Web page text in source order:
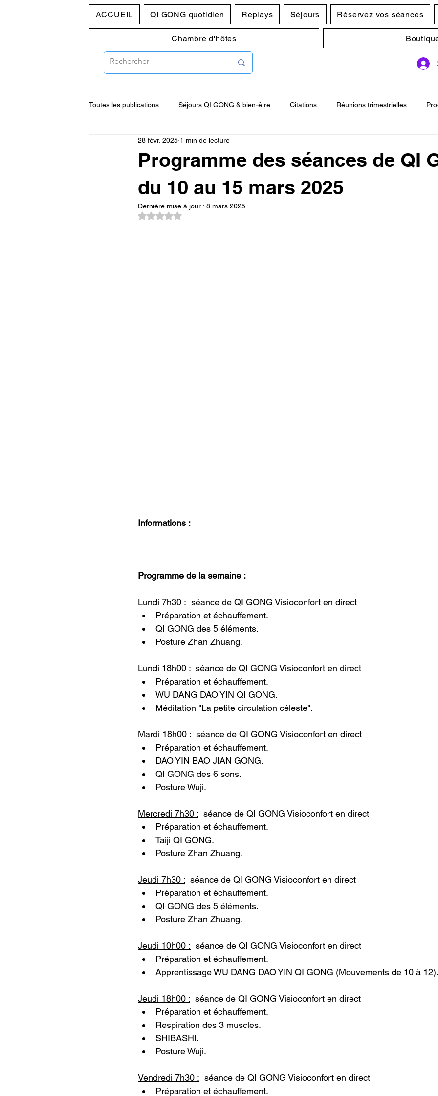
ACCUEIL QI GONG quotidien Replays Séjours Réservez vos séances
Chambre d'hôtes
Toutes les publications Séjours QI GONG & bien-être Citations Réunions trimestrielles
Programmes pratique du jeudi 10h00
Programme des séances de QI
du 10 au 15 mars 2025
28 févr. 2025 1 min de lecture
Dernière mise à jour : 8 mars 2025
Noté NaN étoiles sur 5.
Informations :
Programme de la semaine :
Lundi 7h30 : séance de QI GONG Visioconfort en direct
Préparation et échauffement.
QI GONG des 5 éléments.
Posture Zhan Zhuang.
Lundi 18h00 :
  séance de QI GONG Visioconfort en direct
Préparation et échauffement.
WU DANG DAO YIN QI GONG.
Méditation "La petite circulation céleste".
Mardi 18h00 : séance de QI GONG Visioconfort en direct
Préparation et échauffement.
DAO YIN BAO JIAN GONG.
QI GONG des 6 sons.
Posture Wuji.
Mercredi 7h30 :
  séance de QI GONG Visioconfort en direct
Préparation et échauffement.
Taiji QI GONG.
Posture Zhan Zhuang.
Jeudi 7h30 :
  séance de QI GONG Visioconfort en direct
Préparation et échauffement.
QI GONG des 5 éléments.
Posture Zhan Zhuang.
Jeudi 10h00 : séance de QI GONG Visioconfort en direct
Préparation et échauffement.
Apprentissage WU DANG DAO YIN QI GONG (Mouvements de 10 à 12).
Jeudi 18h00 :
  séance de QI GONG Visioconfort en direct
Préparation et échauffement.
Respiration des 3 muscles.
SHIBASHI.
Posture Wuji.
Vendredi 7h30 : séance de QI GONG Visioconfort en direct
Préparation et échauffement.